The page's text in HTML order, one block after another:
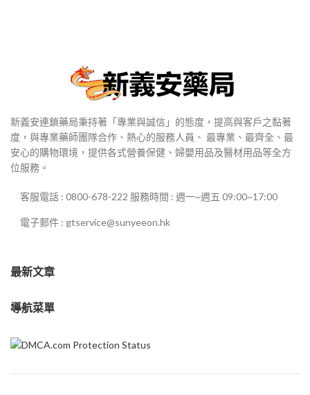
新義安連鎖藥局秉持著「專業與誠信」的態度，提高與客戶之黏著
度，與專業藥師團隊合作、熱心的服務人員、 最專業、最齊全、最
安心的購物環境，提供各式營養保健、婦嬰用品及醫材用品等全方
位服務。
客服電話 : 0800-678-222 服務時間 : 週一~週五 09:00~17:00
電子郵件 : gtservice@sunyeeon.hk
最新文章
導航菜單